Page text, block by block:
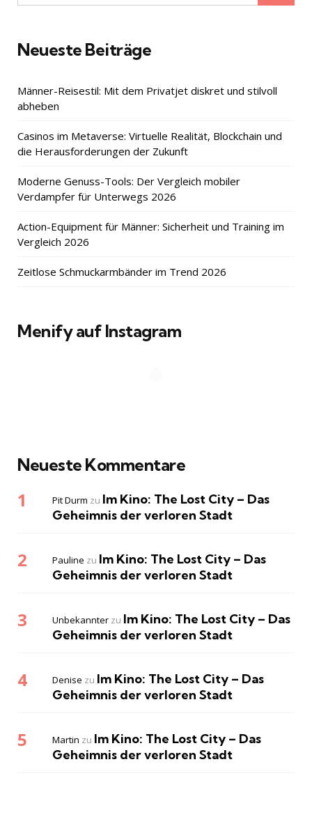
for:
Neueste Beiträge
Männer-Reisestil: Mit dem Privatjet diskret und stilvoll
abheben
Casinos im Metaverse: Virtuelle Realität, Blockchain und
die Herausforderungen der Zukunft
Moderne Genuss-Tools: Der Vergleich mobiler
Verdampfer für Unterwegs 2026
Action-Equipment für Männer: Sicherheit und Training im
Vergleich 2026
Zeitlose Schmuckarmbänder im Trend 2026
Menify auf Instagram
Neueste Kommentare
Pit Durm zu Im Kino: The Lost City – Das
Geheimnis der verloren Stadt
Pauline zu Im Kino: The Lost City – Das
Geheimnis der verloren Stadt
Unbekannter zu Im Kino: The Lost City – Das
Geheimnis der verloren Stadt
Denise zu Im Kino: The Lost City – Das
Geheimnis der verloren Stadt
Martin zu Im Kino: The Lost City – Das
Geheimnis der verloren Stadt